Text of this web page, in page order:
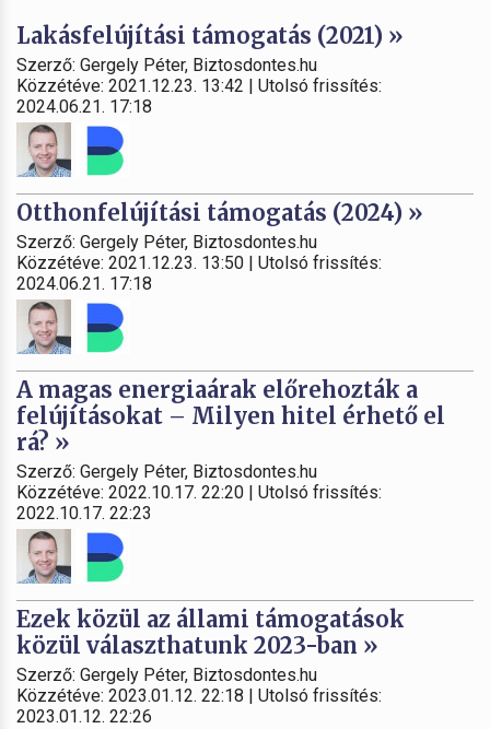
Lakásfelújítási támogatás (2021) »
Szerző: Gergely Péter, Biztosdontes.hu
Közzétéve: 2021.12.23. 13:42 | Utolsó frissítés:
2024.06.21. 17:18
Otthonfelújítási támogatás (2024) »
Szerző: Gergely Péter, Biztosdontes.hu
Közzétéve: 2021.12.23. 13:50 | Utolsó frissítés:
2024.06.21. 17:18
A magas energiaárak előrehozták a
felújításokat – Milyen hitel érhető el
rá? »
Szerző: Gergely Péter, Biztosdontes.hu
Közzétéve: 2022.10.17. 22:20 | Utolsó frissítés:
2022.10.17. 22:23
Ezek közül az állami támogatások
közül választhatunk 2023-ban »
Szerző: Gergely Péter, Biztosdontes.hu
Közzétéve: 2023.01.12. 22:18 | Utolsó frissítés:
2023.01.12. 22:26